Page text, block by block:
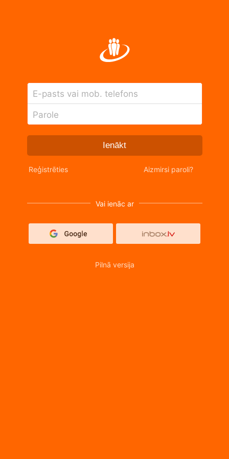
E-pasts vai mob. telefons
Parole
Ienākt
Reģistrēties Aizmirsi paroli?
Vai ienāc ar
Pilnā versija